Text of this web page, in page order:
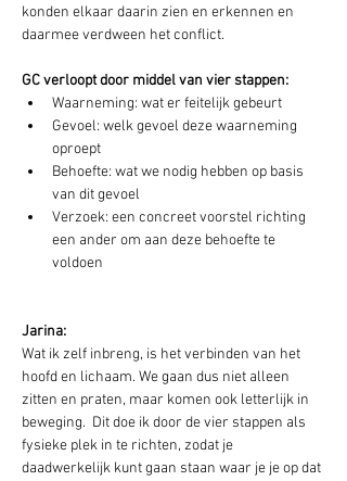
konden elkaar daarin zien en erkennen en
daarmee verdween het conflict.
GC verloopt door middel van vier stappen:
Waarneming: wat er feitelijk gebeurt
Gevoel: welk gevoel deze waarneming
oproept
Behoefte: wat we nodig hebben op basis
van dit gevoel
Verzoek: een concreet voorstel richting
een ander om aan deze behoefte te
voldoen
Jarina:
Wat ik zelf inbreng, is het verbinden van het
hoofd en lichaam. We gaan dus niet alleen
zitten en praten, maar komen ook letterlijk in
beweging.  Dit doe ik door de vier stappen als
fysieke plek in te richten, zodat je
daadwerkelijk kunt gaan staan waar je je op dat